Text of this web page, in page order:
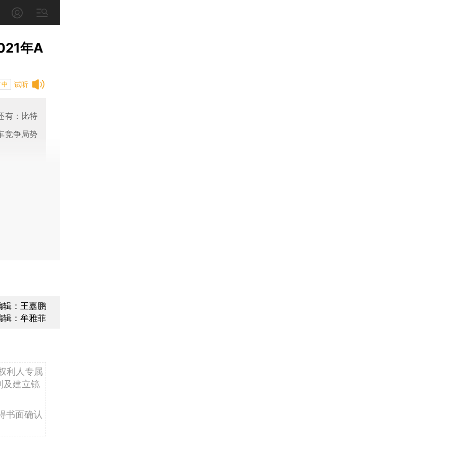
年A
试听
中
有：比特
竞争局势
辑：王嘉鹏
辑：牟雅菲
利人专属
及建立镜
书面确认